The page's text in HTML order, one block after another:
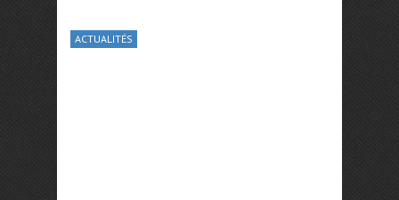
ACTUALITÉS